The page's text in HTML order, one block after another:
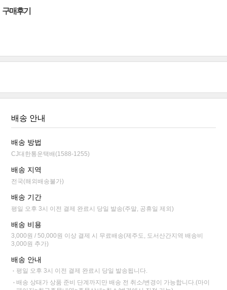
구매후기
배송 안내
배송 방법
CJ대한통운택배(1588-1255)
배송 지역
전국(해외배송불가)
배송 기간
평일 오후 3시 이전 결제 완료시 당일 발송(주말, 공휴일 제외)
배송 비용
3,000원 / 50,000원 이상 결제 시 무료배송(제주도, 도서산간지역 배송비
3,000원 추가)
배송 안내
평일 오후 3시 이전 결제 완료시 당일 발송됩니다.
배송 상태가 상품 준비 단계까지만 배송 전 취소/변경이 가능합니다.(마이